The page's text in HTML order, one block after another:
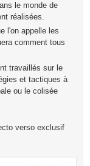
le monde de
réalisées.
l'on appelle les
comment tous
travaillés sur le
et tactiques à
ou le colisée
verso exclusif